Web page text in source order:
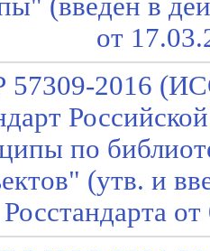
(введен в
от
2016
по
(утв. и
Росстандарта